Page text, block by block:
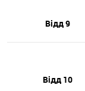
Відд 9
Відд 10